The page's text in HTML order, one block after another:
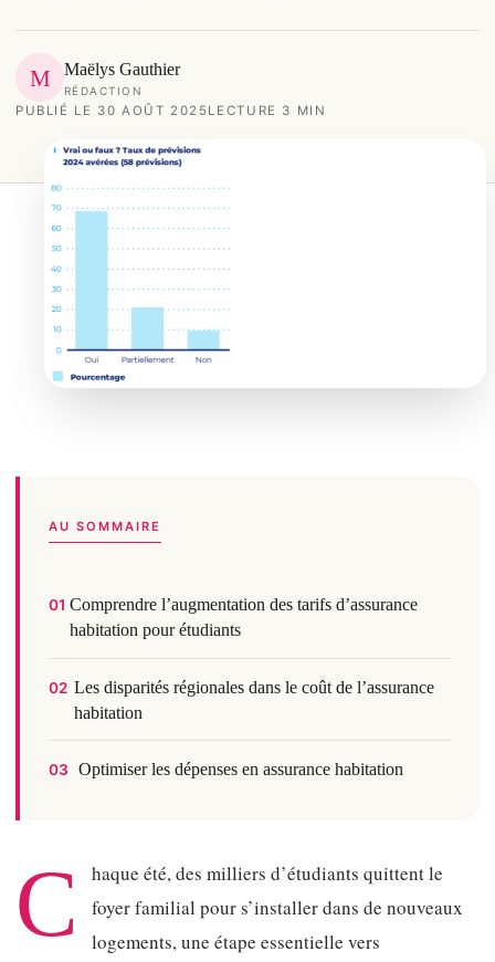
M Maëlys Gauthier
RÉDACTION
PUBLIÉ LE 30 AOÛT 2025LECTURE 3 MIN
AU SOMMAIRE
01 Comprendre l’augmentation des tarifs d’assurance
habitation pour étudiants
02 Les disparités régionales dans le coût de l’assurance
habitation
03 Optimiser les dépenses en assurance habitation
C
haque été, des milliers d’étudiants quittent le
foyer familial pour s’installer dans de nouveaux
logements, une étape essentielle vers